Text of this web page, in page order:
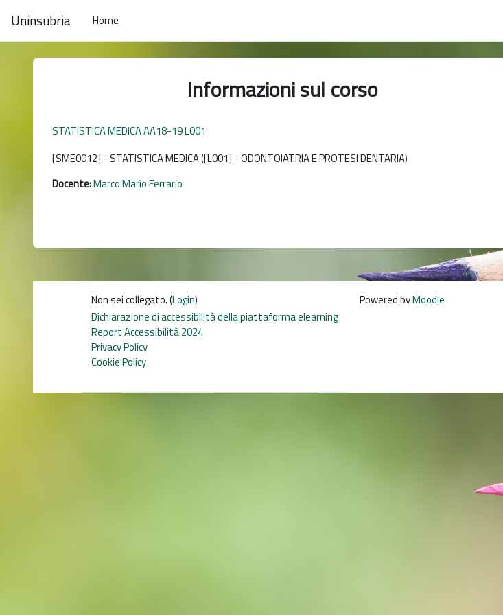
Uninsubria Home
Informazioni sul corso
STATISTICA MEDICA AA18-19 L001
[SME0012] - STATISTICA MEDICA ([L001] - ODONTOIATRIA E PROTESI DENTARIA)
Docente:Marco Mario Ferrario
Non sei collegato. (Login)
Dichiarazione di accessibilità della piattaforma elearning
Report Accessibilità 2024
Privacy Policy
Cookie Policy
Powered byMoodle